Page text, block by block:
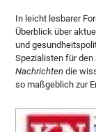
In leicht lesbarer
Überblick über
und
Spezialisten für
Nachrichten die
so maßgeblich zur